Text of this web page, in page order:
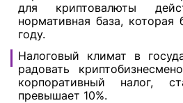
для криптовалюты
нормативная база,
году.
Налоговый климат в
радовать
корпоративный налог,
превышает 10%.